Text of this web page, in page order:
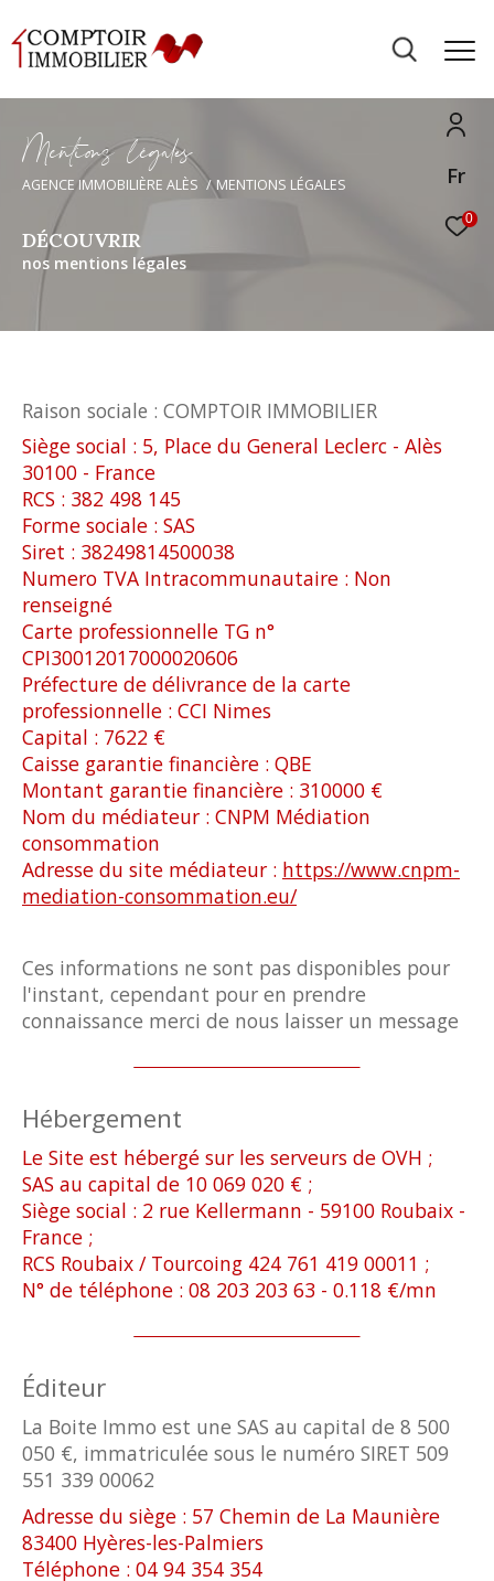
Fr
0
Mentios légae
AGENCE IMMOBILIÈRE ALÈS MENTIONS LÉGALES
DÉCOUVRIR
nos mentions légales
Raison sociale : COMPTOIR IMMOBILIER
Siège social : 5, Place du General Leclerc - Alès
30100 - France
RCS : 382 498 145
Forme sociale : SAS
Siret : 38249814500038
Numero TVA Intracommunautaire : Non
renseigné
Carte professionnelle TG n°
CPI30012017000020606
Préfecture de délivrance de la carte
professionnelle : CCI Nimes
Capital : 7622 €
Caisse garantie financière : QBE
Montant garantie financière : 310000 €
Nom du médiateur : CNPM Médiation
consommation
Adresse du site médiateur : https://www.cnpm-
mediation-consommation.eu/
Ces informations ne sont pas disponibles pour
l'instant, cependant pour en prendre
connaissance merci de nous laisser un message
Hébergement
Le Site est hébergé sur les serveurs de OVH ;
SAS au capital de 10 069 020 € ;
Siège social : 2 rue Kellermann - 59100 Roubaix -
France ;
RCS Roubaix / Tourcoing 424 761 419 00011 ;
N° de téléphone : 08 203 203 63 - 0.118 €/mn
Éditeur
La Boite Immo est une SAS au capital de 8 500
050 €, immatriculée sous le numéro SIRET 509
551 339 00062
Adresse du siège : 57 Chemin de La Maunière
83400 Hyères-les-Palmiers
Téléphone : 04 94 354 354